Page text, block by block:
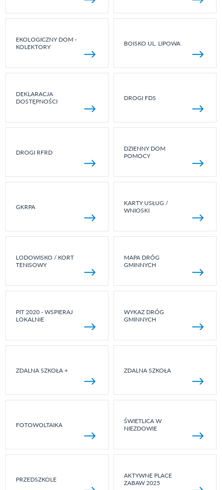
EKOLOGICZNY DOM -
KOLEKTORY
BOISKO UL. LIPOWA
DEKLARACJA
DOSTĘPNOŚCI
DROGI FDS
DROGI RFRD
DZIENNY DOM
POMOCY
GKRPA
KARTY USŁUG /
WNIOSKI
LODOWISKO / KORT
TENISOWY
MAPA DRÓG
GMINNYCH
PIT 2020 - WSPIERAJ
LOKALNIE
WYKAZ DRÓG
GMINNYCH
ZDALNA SZKOŁA + ZDALNA SZKOŁA
FOTOWOLTAIKA
ŚWIETLICA W
NIEZDOWIE
PRZEDSZKOLE
AKTYWNE PLACE
ZABAW 2025